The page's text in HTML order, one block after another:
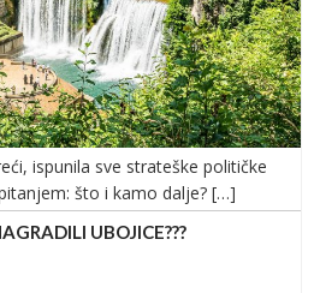
ispunila sve strateške političke
što i kamo dalje? […]
UBOJICE???